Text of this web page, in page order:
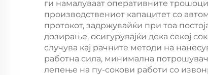
ги намалуваат оперативните
производствениот капацитет со
протокот, задржувайќи при тоа
дозирање, осигурувајќи дека секој
случува кај рачните методи на
работна сила, минимална
лепење на пу-сокови работи со